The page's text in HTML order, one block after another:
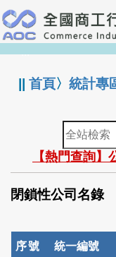
跳
到
主
要
:::
||首頁〉統計專
全
站
檢
索
【熱門查詢
閉鎖性公司名錄
序號 統一編號